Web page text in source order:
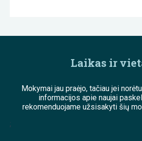
Laikas ir
Mokymai jau praėjo, tačiau jei
informacijos apie naujai
rekomenduojame užsisakyti šių
;